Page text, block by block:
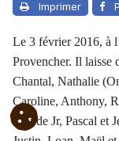
Imprimer
Le 3 février 2016, à
Provencher. Il laisse
Chantal, Nathalie
Caroline, Anthony,
Claude Jr, Pascal et